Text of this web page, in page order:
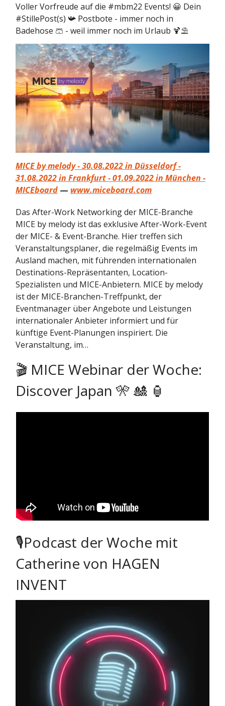
Voller Vorfreude auf die #mbm22 Events! 😀 Dein
#StillePost(s) 📯 Postbote - immer noch in
Badehose 🩳 - weil immer noch im Urlaub 🍹⛱
MICE by melody - 30.08.2022 in Düsseldorf -
31.08.2022 in Frankfurt - 01.09.2022 in München -
MICEboard — www.miceboard.com
Das After-Work Networking der MICE-Branche
MICE by melody ist das exklusive After-Work-Event
der MICE- & Event-Branche. Hier treffen sich
Veranstaltungsplaner, die regelmäßig Events im
Ausland machen, mit führenden internationalen
Destinations-Repräsentanten, Location-
Spezialisten und MICE-Anbietern. MICE by melody
ist der MICE-Branchen-Treffpunkt, der
Eventmanager über Angebote und Leistungen
internationaler Anbieter informiert und für
künftige Event-Planungen inspiriert. Die
Veranstaltung, im…
🎬 MICE Webinar der Woche:
Discover Japan 🎌 🎎 🏮
🎙Podcast der Woche mit
Catherine von HAGEN
INVENT